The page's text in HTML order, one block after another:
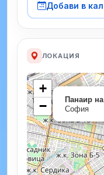
Добави в
ЛОКАЦИЯ
Панаир
София
+
−